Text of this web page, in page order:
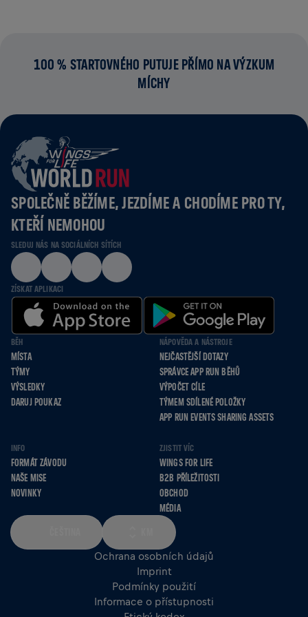
100 % STARTOVNÉHO PUTUJE PŘÍMO NA VÝZKUM
MÍCHY
SPOLEČNĚ BĚŽÍME, JEZDÍME A CHODÍME PRO TY,
KTEŘÍ NEMOHOU
SLEDUJ NÁS NA SOCIÁLNÍCH SÍTÍCH
ZÍSKAT APLIKACI
BĚH
MÍSTA
TÝMY
VÝSLEDKY
DARUJ POUKAZ
NÁPOVĚDA A NÁSTROJE
NEJČASTĚJŠÍ DOTAZY
SPRÁVCE APP RUN BĚHŮ
VÝPOČET CÍLE
TÝMEM SDÍLENÉ POLOŽKY
APP RUN EVENTS SHARING ASSETS
INFO
FORMÁT ZÁVODU
NAŠE MISE
NOVINKY
ZJISTIT VÍC
WINGS FOR LIFE
B2B PŘÍLEŽITOSTI
OBCHOD
MÉDIA
Ochrana osobních údajů
Imprint
Podmínky použití
Informace o přístupnosti